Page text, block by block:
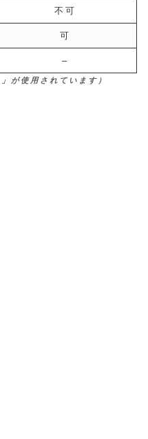
不可
可
–
が使用されています）